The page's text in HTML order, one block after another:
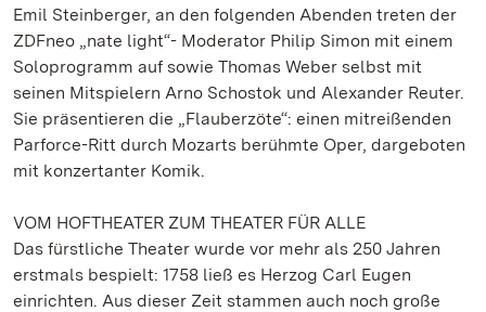
Emil Steinberger, an den folgenden Abenden treten der
ZDFneo „nate light“- Moderator Philip Simon mit einem
Soloprogramm auf sowie Thomas Weber selbst mit
seinen Mitspielern Arno Schostok und Alexander Reuter.
Sie präsentieren die „Flauberzöte“: einen mitreißenden
Parforce-Ritt durch Mozarts berühmte Oper, dargeboten
mit konzertanter Komik.
VOM HOFTHEATER ZUM THEATER FÜR ALLE
Das fürstliche Theater wurde vor mehr als 250 Jahren
erstmals bespielt: 1758 ließ es Herzog Carl Eugen
einrichten. Aus dieser Zeit stammen auch noch große